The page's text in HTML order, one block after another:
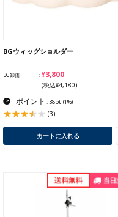
BGウィッグショルダー
BG卸価 ¥3,800
(税込¥4,180)
ポイント : 38pt (1%)
(3)
カートに入れる